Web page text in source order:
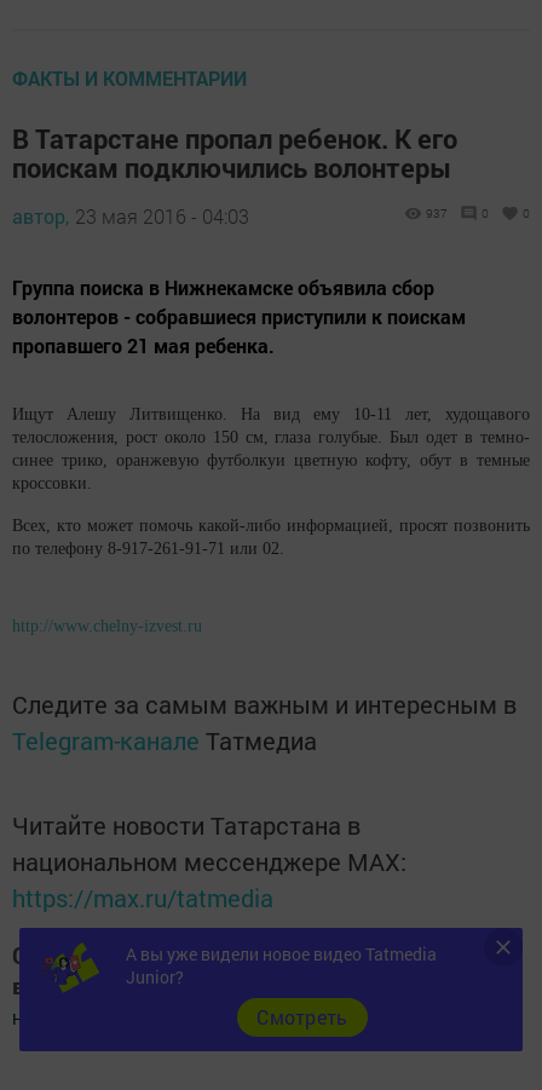
ФАКТЫ И КОММЕНТАРИИ
В Татарстане пропал ребенок. К его
поискам подключились волонтеры
автор, 23 мая 2016 - 04:03 937 0 0
Группа поиска в Нижнекамске объявила сбор
волонтеров - собравшиеся приступили к поискам
пропавшего 21 мая ребенка.
Ищут Алешу Литвищенко. На вид ему 10-11 лет, худощавого
телосложения, рост около 150 см, глаза голубые. Был одет в темно-
синее трико, оранжевую футболкуи цветную кофту, обут в темные
кроссовки.
Всех, кто может помочь какой-либо информацией, просят позвонить
по телефону 8-917-261-91-71 или 02.
http://www.chelny-izvest.ru
Следите за самым важным и интересным в
Telegram-канале Татмедиа
Читайте новости Татарстана в
национальном мессенджере MАХ:
https://max.ru/tatmedia
Следите за самым важным и интересным
в
Яндекс Дзени
новь
А вы уже видели новое видео Tatmedia
Junior?
Cмотреть